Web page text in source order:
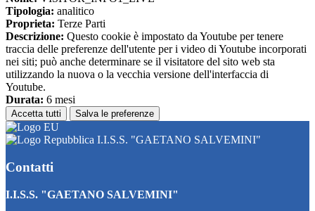
Tipologia: analitico
Proprieta: Terze Parti
Descrizione: Questo cookie è impostato da Youtube per tenere
traccia delle preferenze dell'utente per i video di Youtube incorporati
nei siti; può anche determinare se il visitatore del sito web sta
utilizzando la nuova o la vecchia versione dell'interfaccia di
Youtube.
Durata: 6 mesi
Accetta tutti Salva le preferenze
I.I.S.S. "GAETANO SALVEMINI"
Contatti
I.I.S.S. "GAETANO SALVEMINI"